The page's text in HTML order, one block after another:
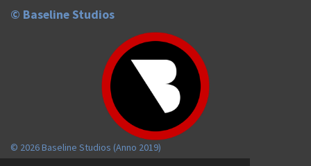
© Baseline Studios
© 2026 Baseline Studios (Anno 2019)